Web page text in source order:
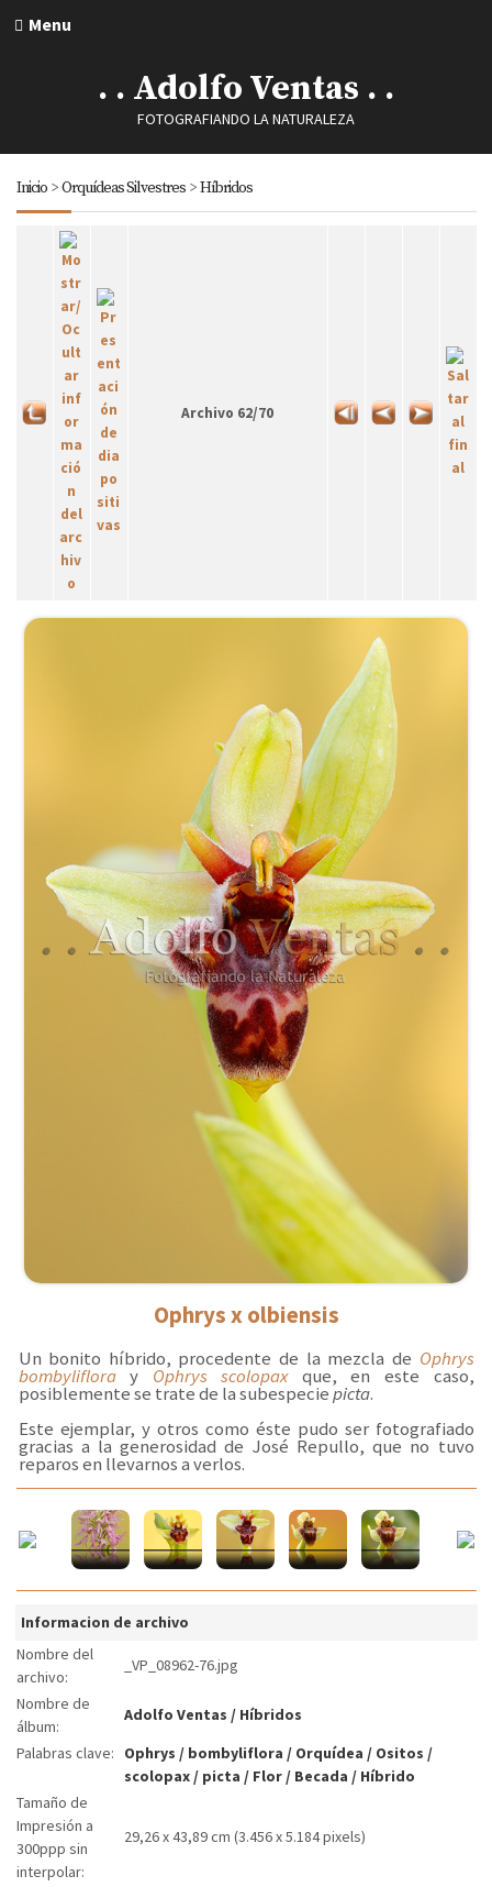
Menu
. . Adolfo Ventas . .
FOTOGRAFIANDO LA NATURALEZA
Inicio>Orquídeas Silvestres>Híbridos
Archivo 62/70
Ophrys x olbiensis
Un bonito híbrido, procedente de la mezcla de Ophrys
bombylifloray Ophrys scolopaxque, en este caso,
posiblemente se trate de la subespeciepicta.
Este ejemplar, y otros como éste pudo ser fotografiado
gracias a la generosidad de José Repullo, que no tuvo
reparos en llevarnos a verlos.
Informacion de archivo
Nombre del
archivo:
_VP_08962-76.jpg
Nombre de
álbum:
Adolfo Ventas / Híbridos
Palabras clave:
Ophrys / bombyliflora / Orquídea / Ositos /
scolopax / picta / Flor / Becada / Híbrido
Tamaño de
Impresión a
300ppp sin
interpolar:
29,26 x 43,89 cm (3.456 x 5.184 pixels)